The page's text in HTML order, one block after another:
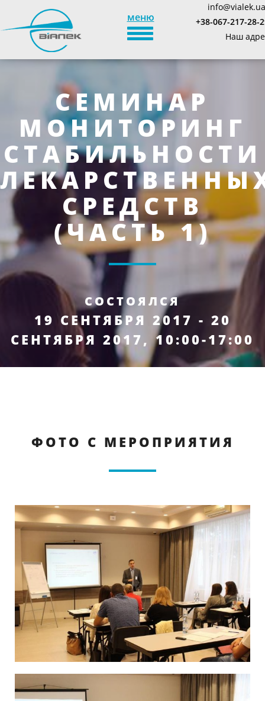
меню
TOGGLE_NAVIGATION
info@vialek.ua
+38-067-217-28-
Наш
СЕМИНАР
МОНИТОРИНГ
СТАБИЛЬНОСТИ
СРЕДСТВ
(ЧАСТЬ 1)
СОСТОЯЛСЯ
19 СЕНТЯБРЯ 2017 - 20
СЕНТЯБРЯ 2017, 10:00-17:00
ФОТО С МЕРОПРИЯТИЯ